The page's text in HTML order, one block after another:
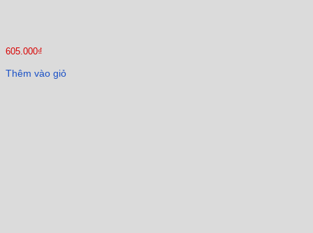
605.000₫
Thêm vào giỏ